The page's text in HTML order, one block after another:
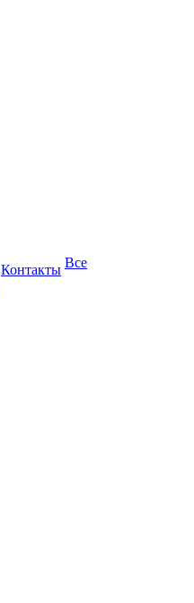
Контакты Все